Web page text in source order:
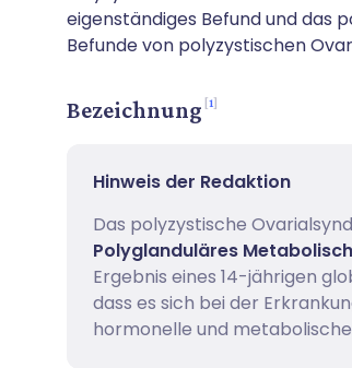
eigenständiges Befund und das
Befunde von polyzystischen
Bezeichnung 1
Hinweis der Redaktion
Das polyzystische
Polyglanduläres
Ergebnis eines 14-jährigen
dass es sich bei der
hormonelle und